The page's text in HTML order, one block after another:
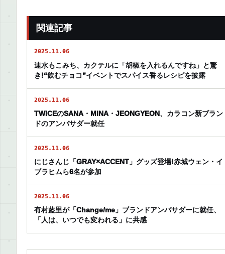
関連記事
2025.11.06
速水もこみち、カクテルに「胡椒を入れるんですね」と驚
き!“飲むチョコ”イベントでスパイス香るレシピを披露
2025.11.06
TWICEのSANA・MINA・JEONGYEON、カラコン新ブラン
ドのアンバサダー就任
2025.11.06
にじさんじ「GRAY×ACCENT」グッズ登場!赤城ウェン・イ
ブラヒムら6名が参加
2025.11.06
有村藍里が「Change/me」ブランドアンバサダーに就任、
「人は、いつでも変われる」に共感